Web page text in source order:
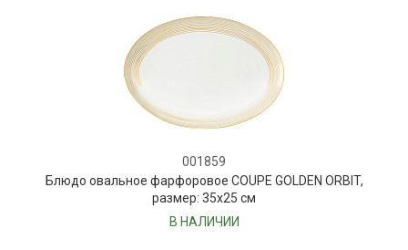
001859
Блюдо овальное фарфоровое COUPE GOLDEN ORBIT,
размер: 35х25 см
В НАЛИЧИИ